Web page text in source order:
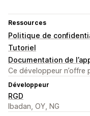
Ressources
Politique de
Tutoriel
Documentation de
Ce développeur n’offre
Développeur
RGD
Ibadan, OY, NG